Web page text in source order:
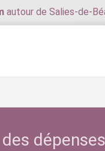
autour de Salies-de-